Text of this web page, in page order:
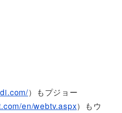
）もプジョー
en/webtv.aspx）もウ